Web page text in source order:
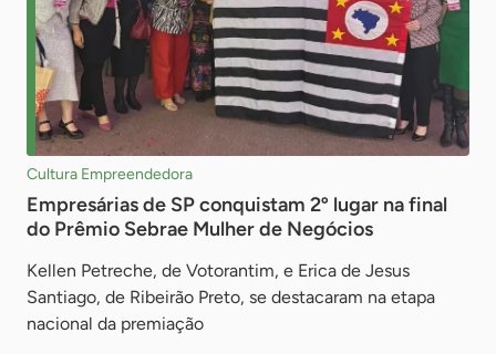
Cultura Empreendedora
Empresárias de SP conquistam 2º lugar na final
do Prêmio Sebrae Mulher de Negócios
Kellen Petreche, de Votorantim, e Erica de Jesus
Santiago, de Ribeirão Preto, se destacaram na etapa
nacional da premiação